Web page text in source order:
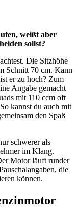
weißt aber
sollst?
Die Sitzhöhe
Schnitt 70 cm. Kann
er zu hoch? Zum
Angabe gemacht
mit 110 ccm oft
kannst du auch mit
den Spaß
schwerer als
im Klang.
Motor läuft runder
die
können.